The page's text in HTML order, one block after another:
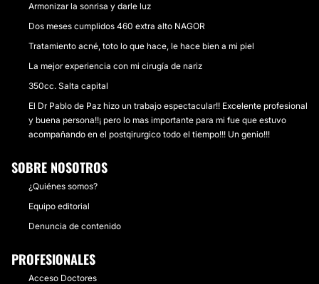
Armonizar la sonrisa y darle luz
Dos meses cumplidos 460 extra alto NAGOR
Tratamiento acné, toto lo que hace, le hace bien a mi piel
La mejor experiencia con mi cirugía de nariz
350cc. Salta capital
El Dr Pablo de Paz hizo un trabajo espectacular!! Excelente profesional
y buena persona!!¡ pero lo mas importante para mi fue que estuvo
acompañando en el postqirurgico todo el tiempo!!! Un genio!!!
SOBRE NOSOTROS
¿Quiénes somos?
Equipo editorial
Denuncia de contenido
PROFESIONALES
Acceso Doctores